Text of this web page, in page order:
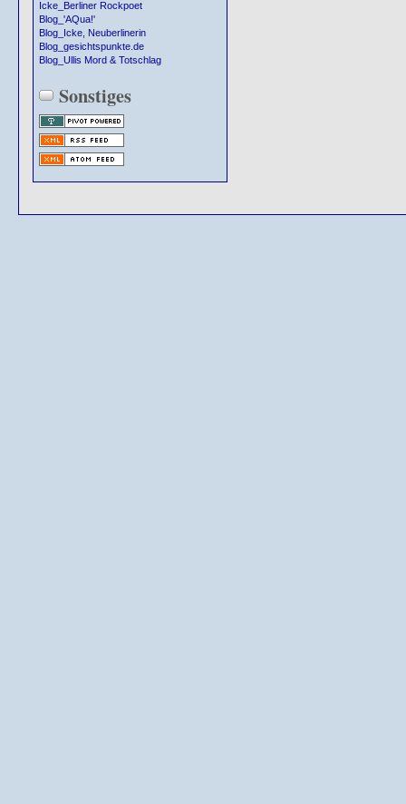
Icke_Berliner Rockpoet
Blog_'AQua!'
Blog_Icke, Neuberlinerin
Blog_gesichtspunkte.de
Blog_Ullis Mord & Totschlag
Sonstiges